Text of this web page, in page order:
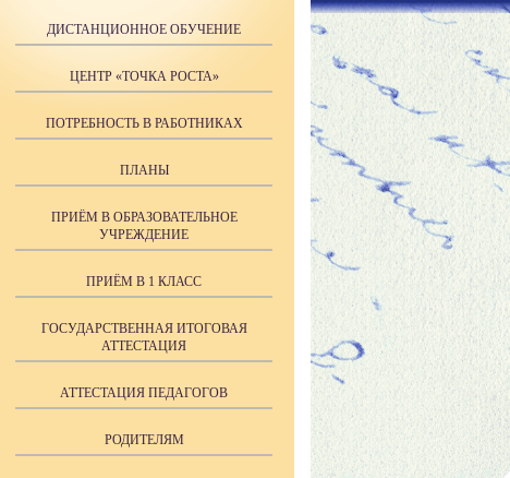
ДИСТАНЦИОННОЕ ОБУЧЕНИЕ
ЦЕНТР «ТОЧКА РОСТА»
ПОТРЕБНОСТЬ В РАБОТНИКАХ
ПЛАНЫ
ПРИЁМ В ОБРАЗОВАТЕЛЬНОЕ
УЧРЕЖДЕНИЕ
ПРИЁМ В 1 КЛАСС
ГОСУДАРСТВЕННАЯ ИТОГОВАЯ
АТТЕСТАЦИЯ
АТТЕСТАЦИЯ ПЕДАГОГОВ
РОДИТЕЛЯМ